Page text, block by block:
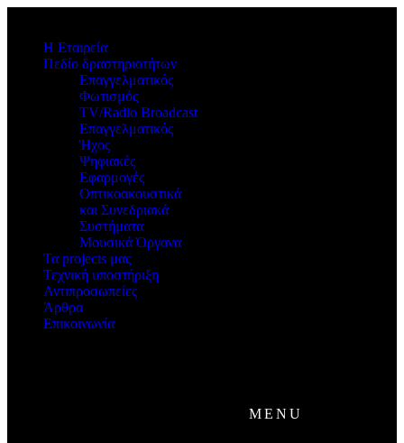
Η Εταιρεία
Πεδίο δραστηριοτήτων
Επαγγελματικός
Φωτισμός
TV/Radio Broadcast
Επαγγελματικός
Ήχος
Ψηφιακές
Εφαρμογές
Οπτικοακουστικά
και Συνεδριακά
Συστήματα
Μουσικά Όργανα
Τα projects μας
Τεχνική υποστήριξη
Αντιπροσωπείες
Άρθρα
Επικοινωνία
MENU